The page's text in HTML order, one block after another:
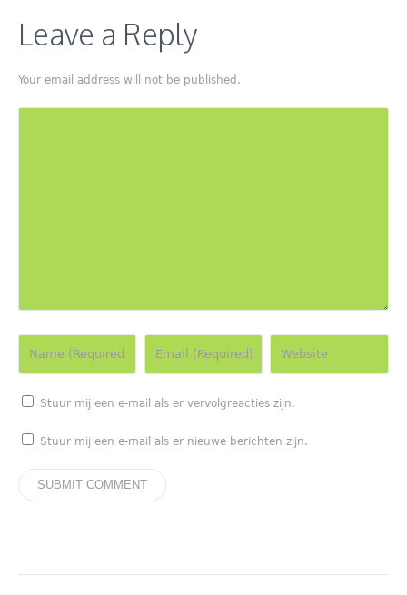
Leave a Reply
Your email address will not be published.
Stuur mij een e-mail als er vervolgreacties zijn.
Stuur mij een e-mail als er nieuwe berichten zijn.